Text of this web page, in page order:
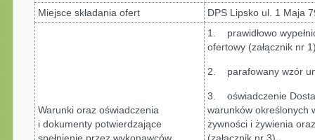
Miejsce składania ofert
DPS Lipsko ul. 1 Maja
Warunki oraz oświadczenia
i dokumenty potwierdzające
1. prawidłowo
ofertowy (załącznik nr
2. parafowany wzór
3. oświadczenie
warunków określonych
żywności i żywienia